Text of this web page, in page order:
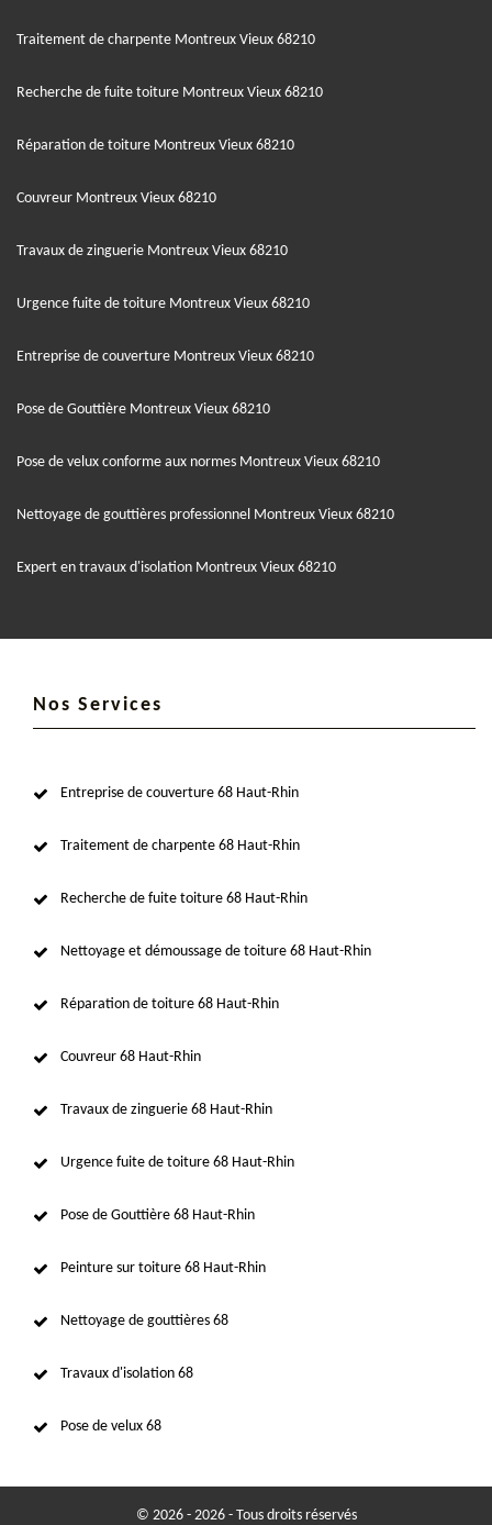
Traitement de charpente Montreux Vieux 68210
Recherche de fuite toiture Montreux Vieux 68210
Réparation de toiture Montreux Vieux 68210
Couvreur Montreux Vieux 68210
Travaux de zinguerie Montreux Vieux 68210
Urgence fuite de toiture Montreux Vieux 68210
Entreprise de couverture Montreux Vieux 68210
Pose de Gouttière Montreux Vieux 68210
Pose de velux conforme aux normes Montreux Vieux 68210
Nettoyage de gouttières professionnel Montreux Vieux 68210
Expert en travaux d'isolation Montreux Vieux 68210
Nos Services
Entreprise de couverture 68 Haut-Rhin
Traitement de charpente 68 Haut-Rhin
Recherche de fuite toiture 68 Haut-Rhin
Nettoyage et démoussage de toiture 68 Haut-Rhin
Réparation de toiture 68 Haut-Rhin
Couvreur 68 Haut-Rhin
Travaux de zinguerie 68 Haut-Rhin
Urgence fuite de toiture 68 Haut-Rhin
Pose de Gouttière 68 Haut-Rhin
Peinture sur toiture 68 Haut-Rhin
Nettoyage de gouttières 68
Travaux d'isolation 68
Pose de velux 68
© 2026 - 2026 - Tous droits réservés